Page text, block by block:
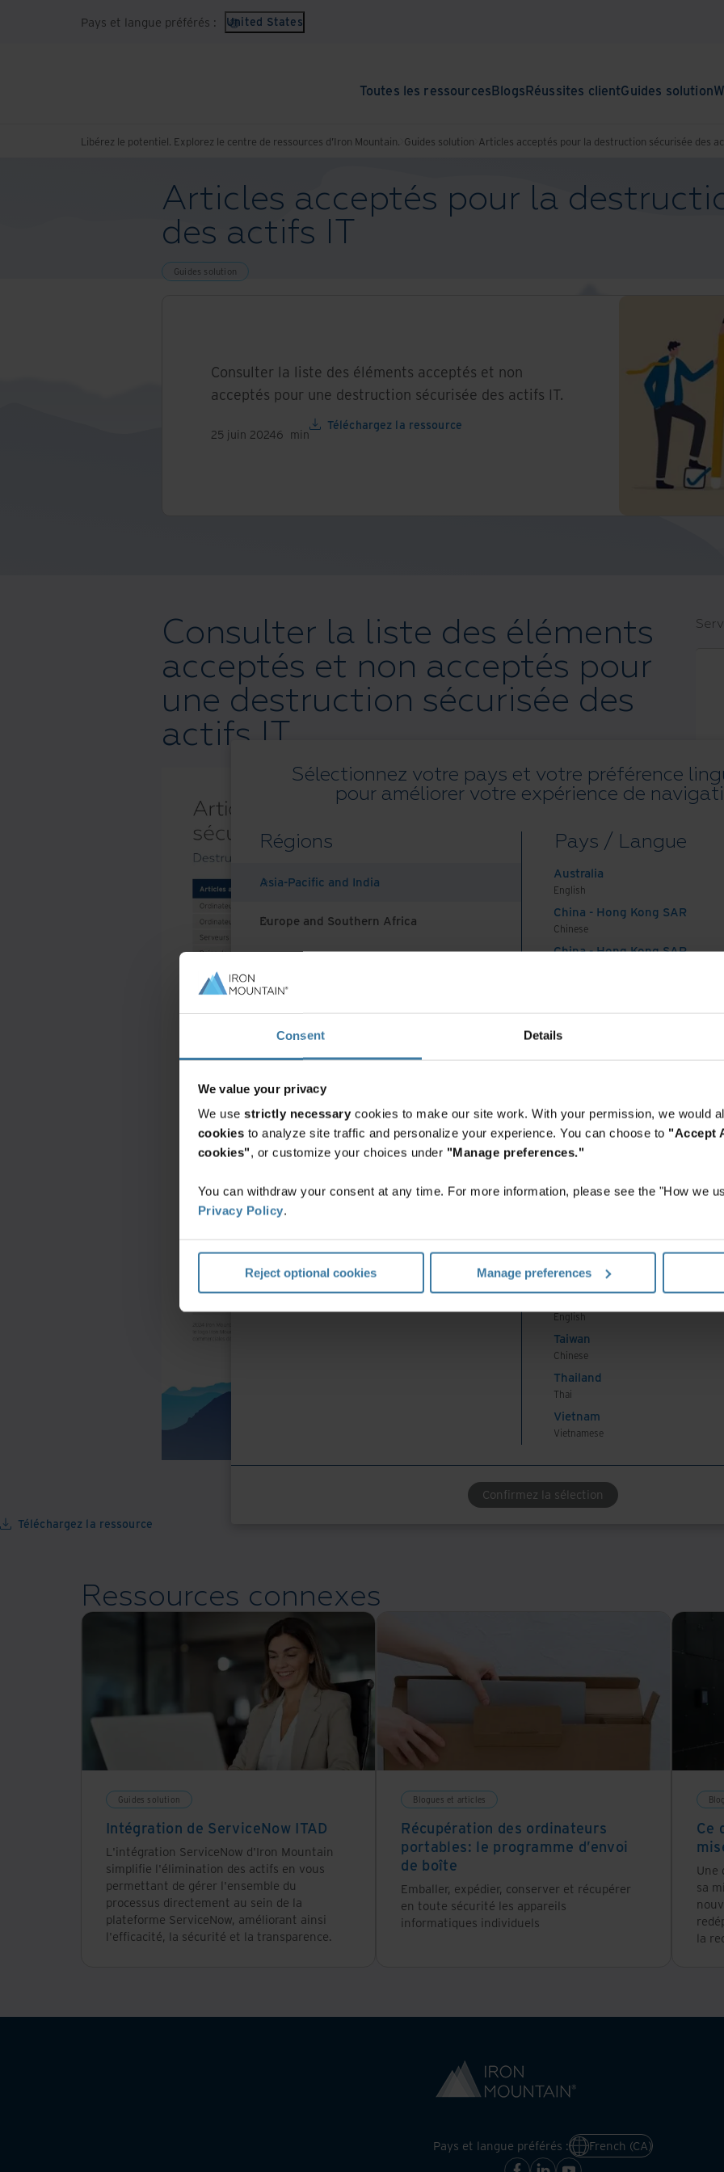
Consent Details
We value your privacy
We use strictly necessary cookies to make our site work. With your permission, we would
cookies to analyze site traffic and personalize your experience. You can choose to "Accept
cookies", or customize your choices under "Manage preferences."
You can withdraw your consent at any time. For more information, please see the "How we
Privacy Policy.
Reject optional cookies Manage preferences
Pays et langue préférés : United States
Toutes les ressourcesBlogsRéussites clientGuides solution
Sélectionnez votre pays et votre préférence
pour améliorer votre expérience de
Régions
Asia-Pacific and India
Europe and Southern Africa
Middle East North Africa And Turkey
North America
Pays / Langue
Australia
English
China - Hong Kong SAR
Chinese
China - Hong Kong SAR
India
English
Indonesia
Indonesian
Korea
Korean
Malaysia
English
English
English
Singapore
English
Taiwan
Chinese
Thailand
Thai
Vietnam
Vietnamese
Confirmez la sélection
Libérez le potentiel. Explorez le centre de ressources d’Iron Mountain. Guides solution Articles acceptés pour la destruction sécurisée des
Articles acceptés pour la
des actifs IT
Guides solution
Consulter la liste des éléments acceptés et non
acceptés pour une destruction sécurisée des actifs IT.
25 juin 20246 min
Téléchargez la ressource
Consulter la liste des éléments
acceptés et non acceptés pour
une destruction sécurisée des
actifs IT.
Téléchargez la ressource
Ressources connexes
Guides solution
Intégration de ServiceNow ITAD
L'intégration ServiceNow d'Iron Mountain
simplifie l'élimination des actifs en vous
permettant de gérer l'ensemble du
processus directement au sein de la
plateforme ServiceNow, améliorant ainsi
l'efficacité, la sécurité et la transparence.
Blogues et articles
Récupération des ordinateurs
portables: le programme d’envoi
de boîte
Emballer, expédier, conserver et récupérer
en toute sécurité les appareils
informatiques individuels
Ce
Une
sa
la
Pays et langue préférés : French (CA)